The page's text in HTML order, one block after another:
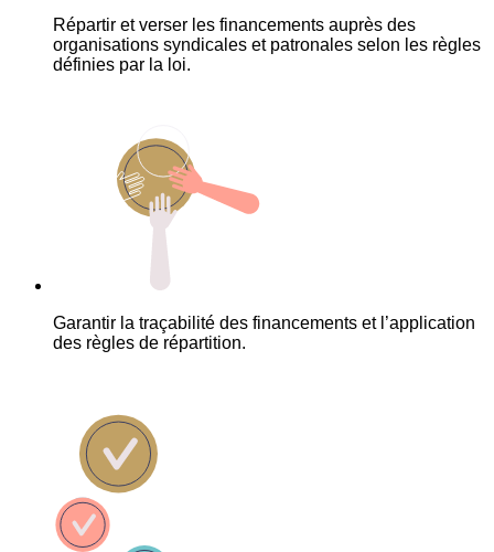
Répartir et verser les financements auprès des
organisations syndicales et patronales selon les règles
définies par la loi.
Garantir la traçabilité des financements et l’application
des règles de répartition.